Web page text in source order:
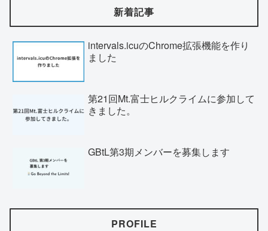
新着記事
intervals.icuのChrome拡張機能を作り
ました
第21回Mt.富士ヒルクライムに参加して
きました。
GBtL第3期メンバーを募集します
PROFILE